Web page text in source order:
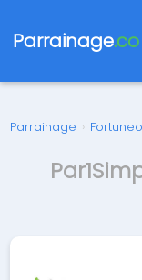
Parrainage.co
Parrainage › Fortuneo